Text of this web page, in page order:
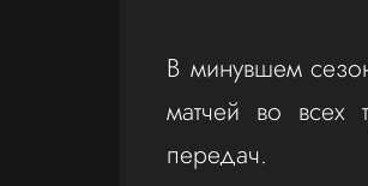
В минувшем
матчей во всех
передач.